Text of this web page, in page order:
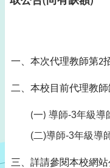
一、本次代理教師第2
二、本校目前代理教師
(一) 導師-3年級導
(二)導師-3年級導
三、詳請參閱本校網站